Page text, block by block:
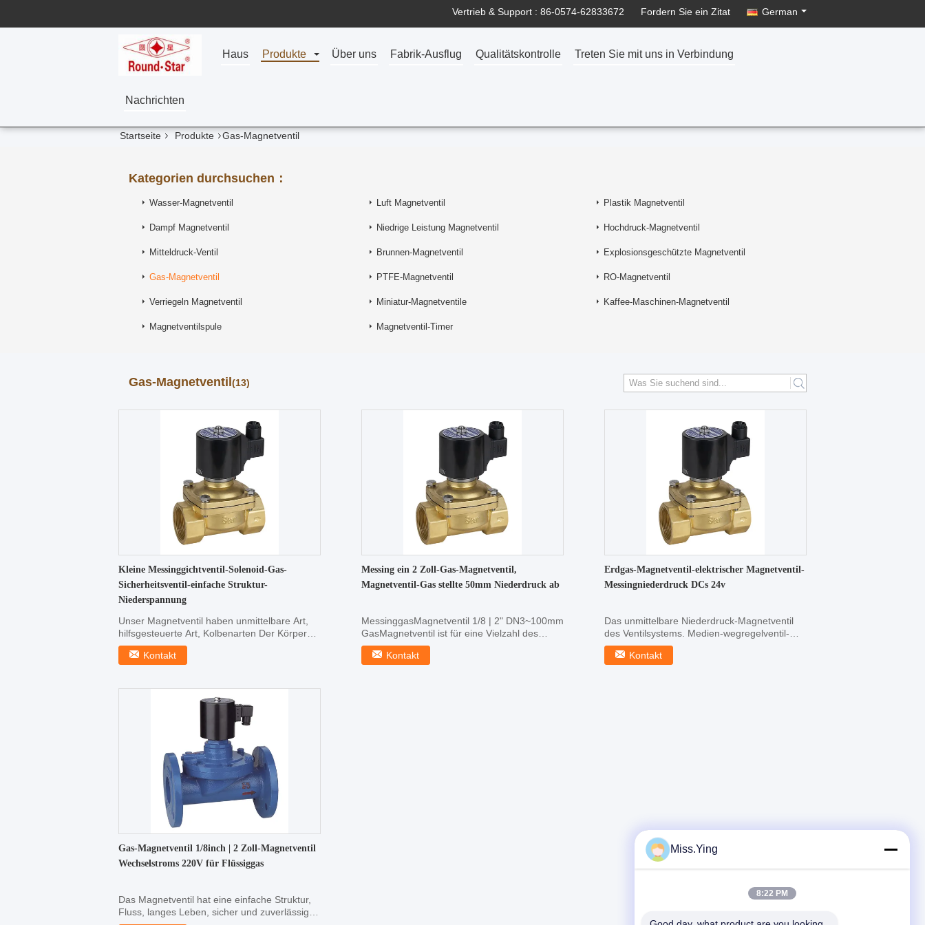
Vertrieb & Support : 86-0574-62833672 Fordern Sie ein Zitat German
Haus Produkte Über uns Fabrik-Ausflug Qualitätskontrolle Treten Sie mit uns in Verbindung
Nachrichten
Startseite Produkte Gas-Magnetventil
Kategorien durchsuchen：
Wasser-Magnetventil Luft Magnetventil Plastik Magnetventil
Dampf Magnetventil Niedrige Leistung Magnetventil Hochdruck-Magnetventil
Mitteldruck-Ventil Brunnen-Magnetventil Explosionsgeschützte Magnetventil
Gas-Magnetventil PTFE-Magnetventil RO-Magnetventil
Verriegeln Magnetventil Miniatur-Magnetventile Kaffee-Maschinen-Magnetventil
Magnetventilspule Magnetventil-Timer
Gas-Magnetventil (13)
Kleine Messinggichtventil-Solenoid-Gas-
Sicherheitsventil-einfache Struktur-
Niederspannung
Unser Magnetventil haben unmittelbare Art,
hilfsgesteuerte Art, Kolbenarten Der Körper
kann vom ...
Kontakt
Messing ein 2 Zoll-Gas-Magnetventil,
Magnetventil-Gas stellte 50mm Niederdruck ab
MessinggasMagnetventil 1/8 | 2" DN3~100mm
GasMagnetventil ist für eine Vielzahl des
Gasstadtgases, ...
Kontakt
Erdgas-Magnetventil-elektrischer Magnetventil-
Messingniederdruck DCs 24v
Das unmittelbare Niederdruck-Magnetventil
des Ventilsystems. Medien-wegregelventil-
Hafendichtung, ...
Kontakt
Gas-Magnetventil 1/8inch | 2 Zoll-Magnetventil
Wechselstroms 220V für Flüssiggas
Das Magnetventil hat eine einfache Struktur,
Fluss, langes Leben, sicher und zuverlässig.
Miss.Ying
8:22 PM